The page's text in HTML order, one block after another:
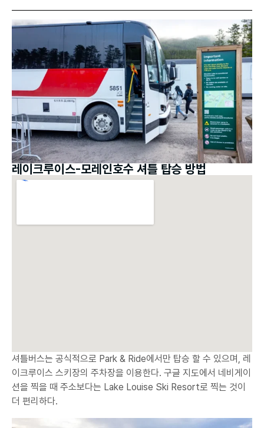
레이크루이스-모레인호수 셔틀 탑승 방법
셔틀버스는 공식적으로 Park & Ride에서만 탑승 할 수 있으며, 레
이크루이스 스키장의 주차장을 이용한다. 구글 지도에서 네비게이
션을 찍을 때 주소보다는 Lake Louise Ski Resort로 찍는 것이
더 편리하다.